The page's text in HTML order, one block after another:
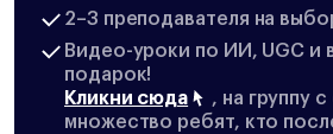
2–3 преподавателя на
Видео-уроки по ИИ, UGC и
подарок!
Кликни сюда
, на группу
множество ребят, кто